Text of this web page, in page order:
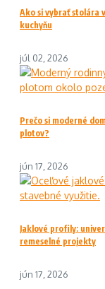
Ako si vybrať stolára
kuchyňu
júl 02, 2026
Prečo si moderné
plotov?
jún 17, 2026
Jaklové profily:
remeselné projekty
jún 17, 2026